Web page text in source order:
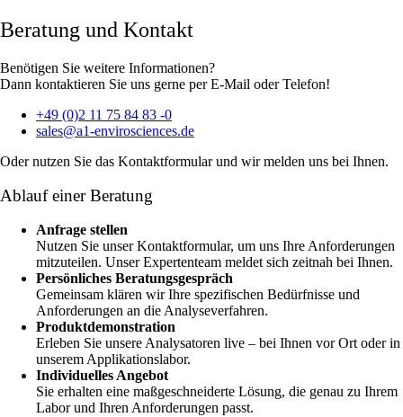
Beratung und Kontakt
Benötigen Sie weitere Informationen?
Dann kontaktieren Sie uns gerne per E-Mail oder Telefon!
+49 (0)2 11 75 84 83 -0
sales@a1-envirosciences.de
Oder nutzen Sie das Kontaktformular und wir melden uns bei Ihnen.
Ablauf einer Beratung
Anfrage stellen
Nutzen Sie unser Kontaktformular, um uns Ihre Anforderungen
mitzuteilen. Unser Expertenteam meldet sich zeitnah bei Ihnen.
Persönliches Beratungsgespräch
Gemeinsam klären wir Ihre spezifischen Bedürfnisse und
Anforderungen an die Analyseverfahren.
Produktdemonstration
Erleben Sie unsere Analysatoren live – bei Ihnen vor Ort oder in
unserem Applikationslabor.
Individuelles Angebot
Sie erhalten eine maßgeschneiderte Lösung, die genau zu Ihrem
Labor und Ihren Anforderungen passt.